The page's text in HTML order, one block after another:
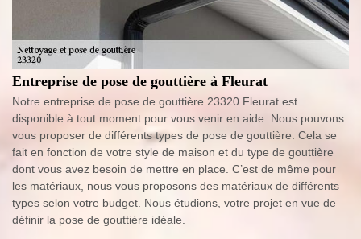
Entreprise de pose de gouttière à Fleurat
Notre entreprise de pose de gouttière 23320 Fleurat est
disponible à tout moment pour vous venir en aide. Nous pouvons
vous proposer de différents types de pose de gouttière. Cela se
fait en fonction de votre style de maison et du type de gouttière
dont vous avez besoin de mettre en place. C’est de même pour
les matériaux, nous vous proposons des matériaux de différents
types selon votre budget. Nous étudions, votre projet en vue de
définir la pose de gouttière idéale.